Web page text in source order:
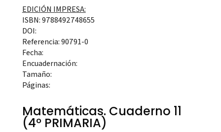
EDICIÓN IMPRESA:
ISBN: 9788492748655
DOI:
Referencia: 90791-0
Fecha:
Encuadernación:
Tamaño:
Páginas:
Matemáticas. Cuaderno 11
(4º PRIMARIA)